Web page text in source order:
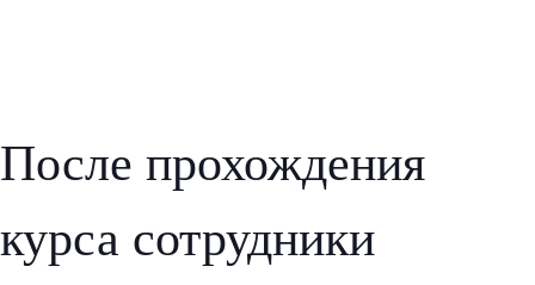
После прохождения
курса сотрудники